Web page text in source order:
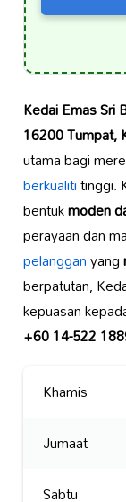
Kedai Emas Sri
16200 Tumpat,
utama bagi
berkualititinggi.
bentukmoden
perayaan dan
pelangganyang
berpatutan,
kepuasan
+60 14-522
Khamis
Jumaat
Sabtu